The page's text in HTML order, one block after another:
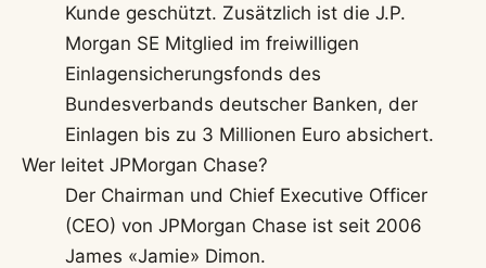
Kunde geschützt. Zusätzlich ist die J.P.
Morgan SE Mitglied im freiwilligen
Einlagensicherungsfonds des
Bundesverbands deutscher Banken, der
Einlagen bis zu 3 Millionen Euro absichert.
Wer leitet JPMorgan Chase?
Der Chairman und Chief Executive Officer
(CEO) von JPMorgan Chase ist seit 2006
James «Jamie» Dimon.